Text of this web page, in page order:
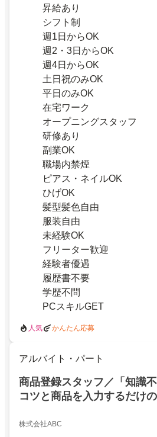
昇給あり
シフト制
週1日からOK
週2・3日からOK
週4日からOK
土日祝のみOK
平日のみOK
在宅ワーク
オープニングスタッフ
研修あり
副業OK
職場内禁煙
ピアス・ネイルOK
ひげOK
髪型髪色自由
服装自由
未経験OK
フリーター歓迎
経験者優遇
履歴書不要
学歴不問
PCスキルGET
人気 かんたん応募
アルバイト・パート
商品登録スタッフ／「知識
コツと商品を入力するだけ
株式会社ABC